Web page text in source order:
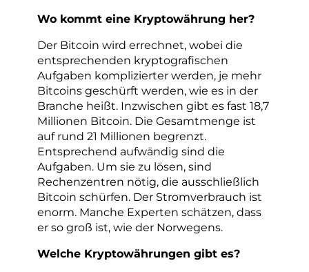
Wo kommt eine Kryptowährung her?
Der Bitcoin wird errechnet, wobei die
entsprechenden kryptografischen
Aufgaben komplizierter werden, je mehr
Bitcoins geschürft werden, wie es in der
Branche heißt. Inzwischen gibt es fast 18,7
Millionen Bitcoin. Die Gesamtmenge ist
auf rund 21 Millionen begrenzt.
Entsprechend aufwändig sind die
Aufgaben. Um sie zu lösen, sind
Rechenzentren nötig, die ausschließlich
Bitcoin schürfen. Der Stromverbrauch ist
enorm. Manche Experten schätzen, dass
er so groß ist, wie der Norwegens.
Welche Kryptowährungen gibt es?